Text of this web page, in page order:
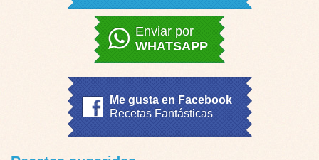
Enviar por
WHATSAPP
Me gusta en Facebook
Recetas Fantásticas